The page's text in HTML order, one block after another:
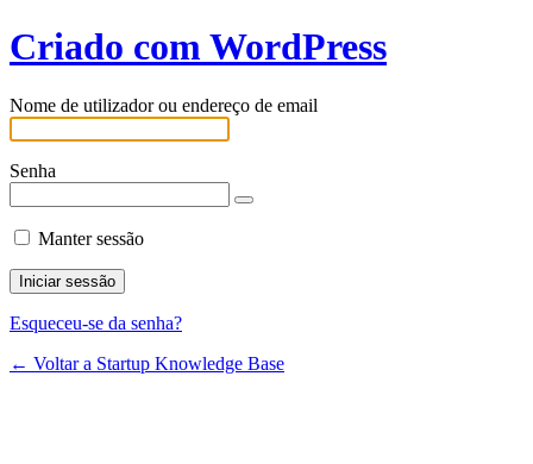
Criado com WordPress
Nome de utilizador ou endereço de email
Senha
Manter sessão
Esqueceu-se da senha?
← Voltar a Startup Knowledge Base